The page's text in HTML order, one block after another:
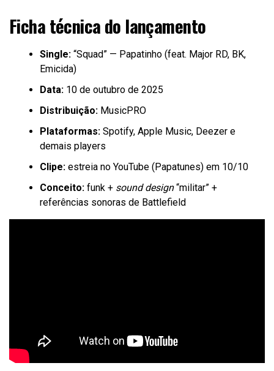
Ficha técnica do lançamento
Single: “Squad” — Papatinho (feat. Major RD, BK,
Emicida)
Data: 10 de outubro de 2025
Distribuição: MusicPRO
Plataformas: Spotify, Apple Music, Deezer e
demais players
Clipe: estreia no YouTube (Papatunes) em 10/10
Conceito: funk + sound design“militar” +
referências sonoras de Battlefield